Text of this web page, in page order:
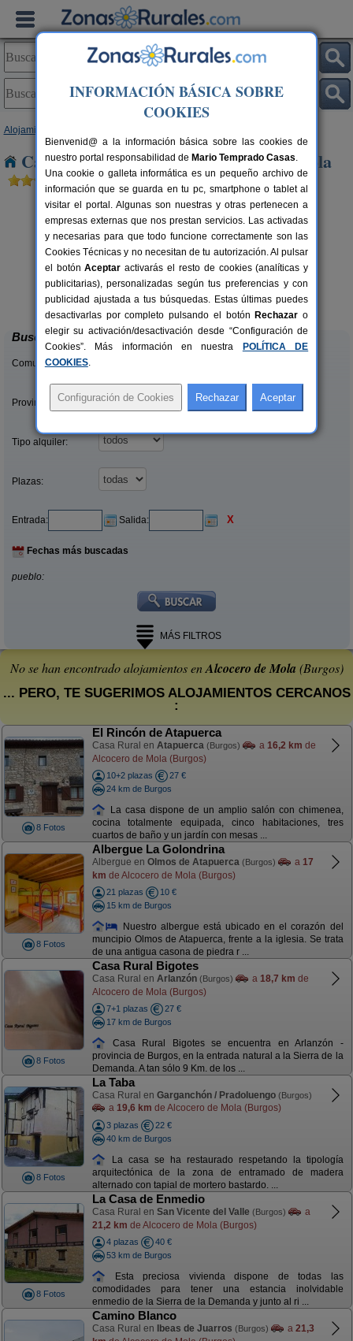
Alojamientos
Casas Rurales cerca de Alcocero de Mola
4-10+1 pers.
desde21 €
La Morera de Agustina
Villanueva de Carazo (Burgos)
Buscar
Comunidades:
Provincias/Islas:
Tipo alquiler:
Plazas:
Entrada: Salida: X
Fechas más buscadas
pueblo:
MÁS FILTROS
No se han encontrado alojamientos enAlcocero de Mola (Burgos)
... PERO, TE SUGERIMOS ALOJAMIENTOS CERCANOS
:
8 Fotos
El Rincón de Atapuerca
Casa Rural en Atapuerca (Burgos) a 16,2 km de
Alcocero de Mola (Burgos)
10+2 plazas
27 €
24 km de Burgos
La casa dispone de un amplio salón con chimenea,
cocina totalmente equipada, cinco habitaciones, tres
cuartos de baño y un jardín con mesas ...
8 Fotos
Albergue La Golondrina
Albergue en Olmos de Atapuerca (Burgos) a 17
km de Alcocero de Mola (Burgos)
21 plazas
10 €
15 km de Burgos
Nuestro albergue está ubicado en el corazón del
muncipio Olmos de Atapuerca, frente a la iglesia. Se trata
de una antigua casona de piedra r ...
8 Fotos
Casa Rural Bigotes
Casa Rural en Arlanzón (Burgos) a 18,7 km de
Alcocero de Mola (Burgos)
7+1 plazas
27 €
17 km de Burgos
Casa Rural Bigotes se encuentra en Arlanzón -
provincia de Burgos, en la entrada natural a la Sierra de la
Demanda. A tan sólo 9 Km. de los ...
8 Fotos
La Taba
Casa Rural en Garganchón / Pradoluengo (Burgos)
a 19,6 km de Alcocero de Mola (Burgos)
3 plazas
22 €
40 km de Burgos
La casa se ha restaurado respetando la tipología
arquitectónica de la zona de entramado de madera
alternado con tapial de mortero bastardo. ...
8 Fotos
La Casa de Enmedio
Casa Rural en San Vicente del Valle (Burgos)
a
21,2 km de Alcocero de Mola (Burgos)
4 plazas
40 €
53 km de Burgos
Esta preciosa vivienda dispone de todas las
comodidades para tener una estancia inolvidable
enmedio de la Sierra de la Demanda y junto al ri ...
Camino Blanco
Casa Rural en Ibeas de Juarros (Burgos) a 21,3
INFORMACIÓN BÁSICA SOBRE
COOKIES
Bienvenid@ a la información básica sobre las cookies de
nuestro portal responsabilidad de Mario Temprado Casas.
Una cookie o galleta informática es un pequeño archivo de
información que se guarda en tu pc, smartphone o tablet al
visitar el portal. Algunas son nuestras y otras pertenecen a
empresas externas que nos prestan servicios. Las activadas
y necesarias para que todo funcione correctamente son las
Cookies Técnicas y no necesitan de tu autorización. Al pulsar
el botónAceptar activarás el resto de cookies (analíticas y
publicitarias), personalizadas según tus preferencias y con
publicidad ajustada a tus búsquedas. Estas últimas puedes
desactivarlas por completo pulsando el botón Rechazar o
elegir su activación/desactivación desde “Configuración de
Cookies”. Más información en nuestra
POLÍTICA DE
COOKIES.